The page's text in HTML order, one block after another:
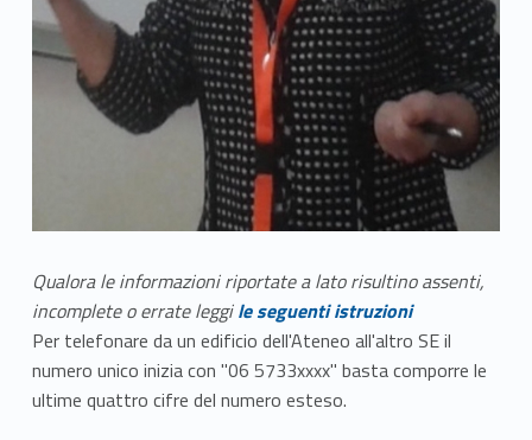
Qualora le informazioni riportate a lato risultino assenti,
incomplete o errate leggile seguenti istruzioni
Per telefonare da un edificio dell'Ateneo all'altro SE il
numero unico inizia con "06 5733xxxx" basta comporre le
ultime quattro cifre del numero esteso.